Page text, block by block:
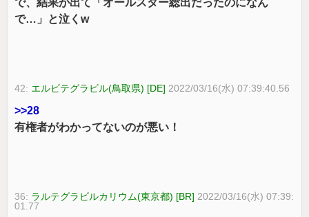
で、結果が出て「オールスター総出だったのになん
で…」と泣くw
42: エルビテグラビル(鳥取県) [DE] 2022/03/16(水) 07:39:40.56
>>28
有権者がわかってないのが悪い！
36: ラルテグラビルカリウム(東京都) [BR] 2022/03/16(水) 07:39:
01.77